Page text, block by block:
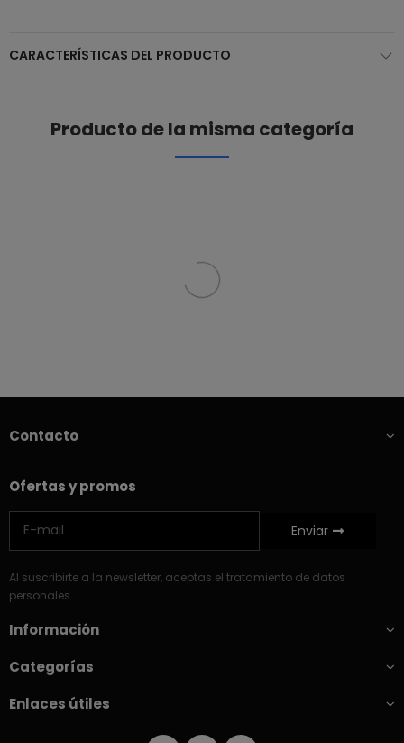
CARACTERÍSTICAS DEL PRODUCTO
Producto de la misma categoría
Contacto
Ofertas y promos
Enviar
Al suscribirte a la newsletter, aceptas el tratamiento de datos
personales
Información
Categorías
Enlaces útiles